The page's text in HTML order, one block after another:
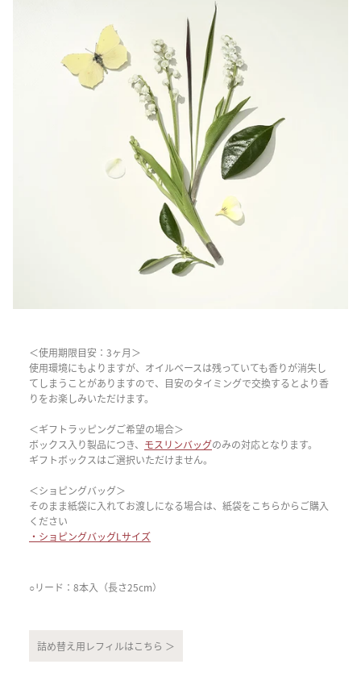
＜使用期限目安：3ヶ月＞
使用環境にもよりますが、オイルベースは残っていても香りが消失し
てしまうことがありますので、目安のタイミングで交換するとより香
りをお楽しみいただけます。
＜ギフトラッピングご希望の場合＞
ボックス入り製品につき、 モスリンバッグのみの対応となります。
ギフトボックスはご選択いただけません。
＜ショピングバッグ＞
そのまま紙袋に入れてお渡しになる場合は、紙袋をこちらからご購入
ください
・ショピングバッグLサイズ
○リード：8本入（長さ25cm）
詰め替え用レフィルはこちら ＞